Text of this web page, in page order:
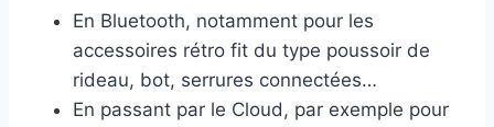
En Bluetooth, notamment pour les
accessoires rétro fit du type poussoir de
rideau, bot, serrures connectées…
En passant par le Cloud, par exemple pour